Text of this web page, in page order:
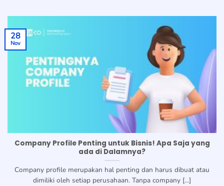
Company Profile Penting untuk Bisnis! Apa Saja yang
ada di Dalamnya?
Company profile merupakan hal penting dan harus dibuat atau
dimiliki oleh setiap perusahaan. Tanpa company [...]
28
Nov